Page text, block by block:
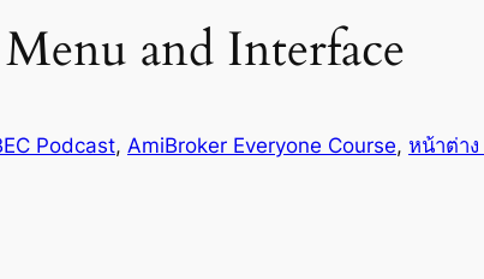
and Interface
Podcast, AmiBroker Everyone Course, หน้าต่า